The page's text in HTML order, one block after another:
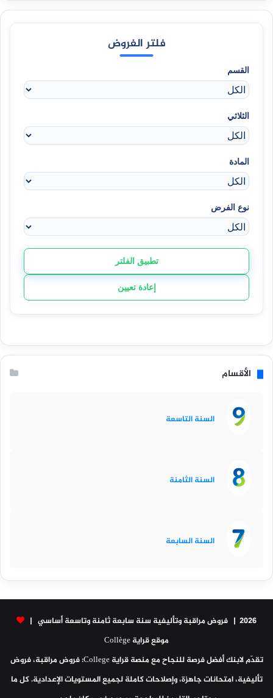
فلتر الفروض
القسم
الثلاثي
المادة
نوع الفرض
تطبيق الفلتر
إعادة تعيين
الأقسام
السنة التاسعة
السنة الثامنة
السنة السابعة
2026 | فروض مراقبة وتأليفية سنة سابعة ثامنة وتاسعة أساسي |
موقع قراية Collège
تقدّم لابنك أفضل فرصة للنجاح مع منصة قراية College: فروض مراقبة، فروض
تأليفية، امتحانات جاهزة، وإصلاحات كاملة لجميع المستويات الإعدادية. كل ما